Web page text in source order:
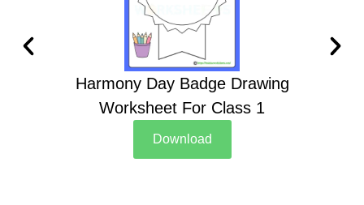
Harmony Day Badge Drawing
Worksheet For Class 1
Download